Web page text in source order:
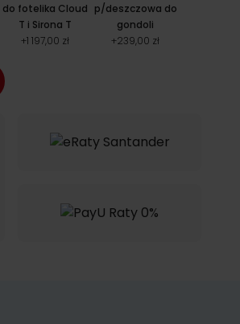
do fotelika Cloud
T i Sirona T
+1 197,00 zł
p/deszczowa do
gondoli
+239,00 zł